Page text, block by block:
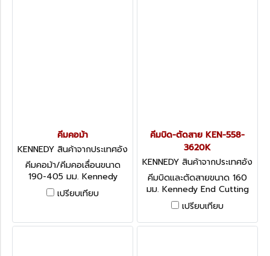
คีมคอม้า
KENNEDY สินค้าจากประเทศอัง
กฤษ-1
คีมคอม้า/คีมคอเลื่อนขนาด
190-405 มม. Kennedy
Groove Joint Waterpump
Pliers
เปรียบเทียบ
คีมบิด-ตัดสาย KEN-558-
3620K
KENNEDY สินค้าจากประเทศอัง
กฤษ-1
คีมบิดและตัดสายขนาด 160
มม. Kennedy End Cutting
Nippers
เปรียบเทียบ